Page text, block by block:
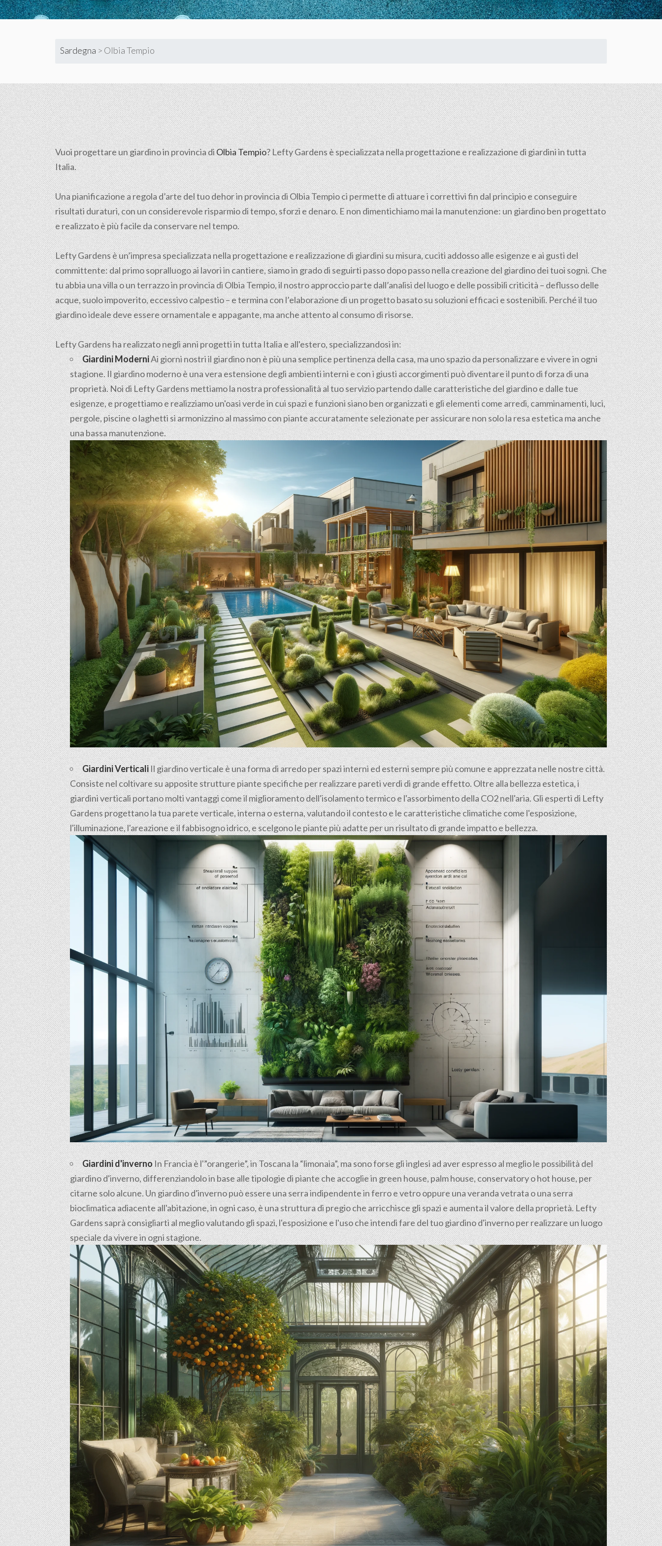
Sardegna > Olbia Tempio
Vuoi progettare un giardino in provincia diOlbia Tempio? Lefty Gardens è specializzata nella progettazione e realizzazione di giardini in tutta
Italia.
Una pianificazione a regola d’arte del tuo dehor in provincia diOlbia Tempioci permette di attuare i correttivi fin dal principio e conseguire
risultati duraturi, con un considerevole risparmio di tempo, sforzi e denaro. E non dimentichiamo mai la manutenzione: un giardino ben progettato
e realizzato è più facile da conservare nel tempo.
Lefty Gardens è un’impresa specializzata nellaprogettazionee realizzazione di giardini su misura, cuciti addosso alle esigenze e ai gusti del
committente: dal primo sopralluogo ai lavori in cantiere, siamo in grado di seguirti passo dopo passo nella creazione del giardino dei tuoi sogni. Che
tu abbia una villa o un terrazzo in provincia di Olbia Tempio, il nostro approccio parte dall’analisi del luogo e delle possibili criticità – deflusso delle
acque, suolo impoverito, eccessivo calpestio – e termina con l’elaborazione di un progetto basato su soluzioni efficaci e sostenibili. Perché il tuo
giardino ideale deve essere ornamentale e appagante, ma anche attento al consumo di risorse.
Lefty Gardens ha realizzato negli anni progetti in tutta Italia e all'estero, specializzandosi in:
Giardini ModerniAi giorni nostri il giardino non è più una semplice pertinenza della casa, ma uno spazio da personalizzare e vivere in ogni
stagione. Il giardino moderno è una vera estensione degli ambienti interni e con i giusti accorgimenti può diventare il punto di forza di una
proprietà. Noi di Lefty Gardens mettiamo la nostra professionalità al tuo servizio partendo dalle caratteristiche del giardino e dalle tue
esigenze, e progettiamo e realizziamo un'oasi verde in cui spazi e funzioni siano ben organizzati e gli elementi come arredi, camminamenti, luci,
pergole, piscine o laghetti si armonizzino al massimo con piante accuratamente selezionate per assicurare non solo la resa estetica ma anche
una bassa manutenzione.
Giardini VerticaliIl giardino verticale è una forma di arredo per spazi interni ed esterni sempre più comune e apprezzata nelle nostre città.
Consiste nel coltivare su apposite strutture piante specifiche per realizzare pareti verdi di grande effetto. Oltre alla bellezza estetica, i
giardini verticali portano molti vantaggi come il miglioramento dell'isolamento termico e l'assorbimento della CO2 nell'aria. Gli esperti di Lefty
Gardens progettano la tua parete verticale, interna o esterna, valutando il contesto e le caratteristiche climatiche come l'esposizione,
l'illuminazione, l'areazione e il fabbisogno idrico, e scelgono le piante più adatte per un risultato di grande impatto e bellezza.
Giardini d'invernoIn Francia è l'”orangerie”, in Toscana la “limonaia”, ma sono forse gli inglesi ad aver espresso al meglio le possibilità del
giardino d'inverno, differenziandolo in base alle tipologie di piante che accoglie in green house, palm house, conservatory o hot house, per
citarne solo alcune. Un giardino d'inverno può essere una serra indipendente in ferro e vetro oppure una veranda vetrata o una serra
bioclimatica adiacente all'abitazione, in ogni caso, è una struttura di pregio che arricchisce gli spazi e aumenta il valore della proprietà. Lefty
Gardens saprà consigliarti al meglio valutando gli spazi, l'esposizione e l'uso che intendi fare del tuo giardino d'inverno per realizzare un luogo
speciale da vivere in ogni stagione.